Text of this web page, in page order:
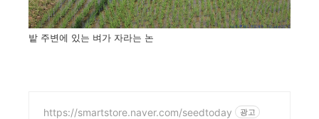
밭 주변에 있는 벼가 자라는 논
https://smartstore.naver.com/seedtoday 광고